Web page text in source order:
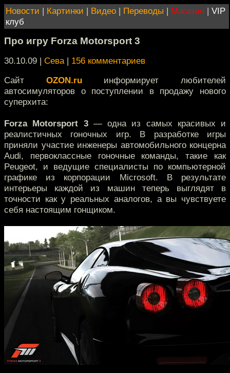
Новости | Картинки | Видео | Переводы | Магазин | VIP
клуб
Про игру Forza Motorsport 3
30.10.09 | Сева| 156 комментариев
Сайт OZON.ruинформирует любителей
автосимуляторов о поступлении в продажу нового
суперхита:
Forza Motorsport 3— одна из самых красивых и
реалистичных гоночных игр. В разработке игры
приняли участие инженеры автомобильного концерна
Audi, первоклассные гоночные команды, такие как
Peugeot, и ведущие специалисты по компьютерной
графике из корпорации Microsoft. В результате
интерьеры каждой из машин теперь выглядят в
точности как у реальных аналогов, а вы чувствуете
себя настоящим гонщиком.